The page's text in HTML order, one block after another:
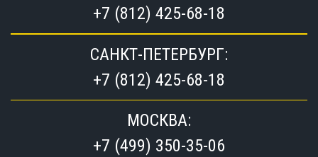
+7 (812) 425-68-18
САНКТ-ПЕТЕРБУРГ:
+7 (812) 425-68-18
МОСКВА:
+7 (499) 350-35-06